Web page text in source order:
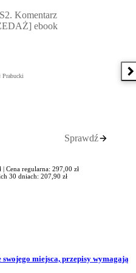
Komentarz
ebook
Prabucki
Sprawdź
| Cena regularna: 297,00 zł
30 dniach: 207,90 zł
miejsca, przepisy wymagają